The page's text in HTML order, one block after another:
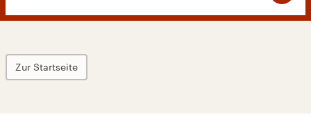
Zur Startseite